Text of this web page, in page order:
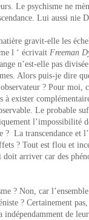
Le psychisme ne
Lui aussi nie
gravit-elle les
l ‘ écrivait Freeman
n’est-elle pas
Alors puis-je dire
? Pour
exister
Le probable
l’impossibilité
? La transcendance et
? Tout est flou et
arriver car des
? Non, car
? Certainement
de